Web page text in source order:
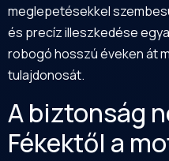
meglepetésekkel
és precíz illeszkedése
robogó hosszú éveken át
tulajdonosát.
A biztonság
Fékektől a